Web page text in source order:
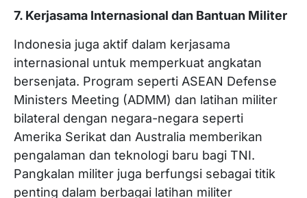
7. Kerjasama Internasional dan Bantuan Militer
Indonesia juga aktif dalam kerjasama
internasional untuk memperkuat angkatan
bersenjata. Program seperti ASEAN Defense
Ministers Meeting (ADMM) dan latihan militer
bilateral dengan negara-negara seperti
Amerika Serikat dan Australia memberikan
pengalaman dan teknologi baru bagi TNI.
Pangkalan militer juga berfungsi sebagai titik
penting dalam berbagai latihan militer